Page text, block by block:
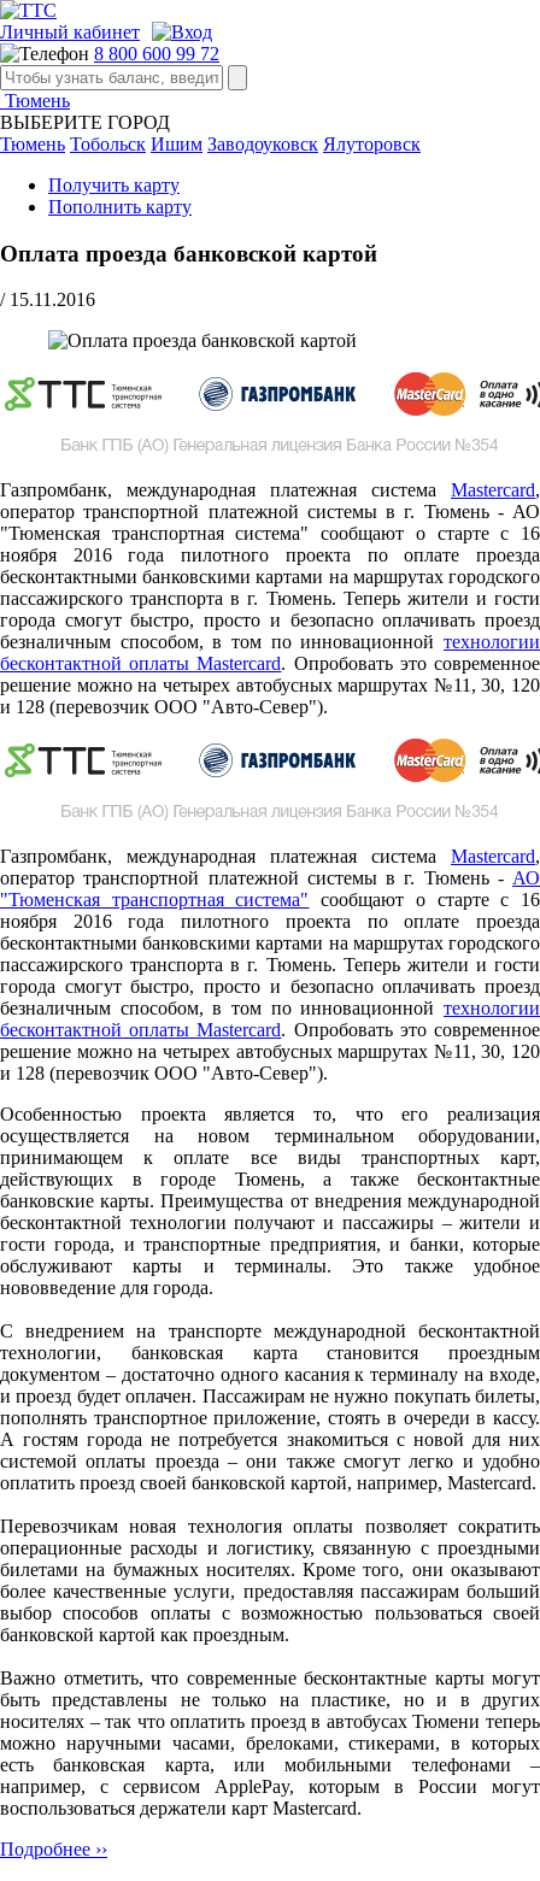
Личный кабинет
8 800 600 99 72
Тюмень
ВЫБЕРИТЕ ГОРОД
Тюмень Тобольск Ишим Заводоуковск Ялуторовск
Получить карту
Пополнить карту
Оплата проезда банковской картой
/ 15.11.2016
Газпромбанк, международная платежная система Mastercard,
оператор транспортной платежной системы в г. Тюмень - АО
"Тюменская транспортная система" сообщают о старте c 16
ноября 2016 года пилотного проекта по оплате проезда
бесконтактными банковскими картами на маршрутах городского
пассажирского транспорта в г. Тюмень. Теперь жители и гости
города смогут быстро, просто и безопасно оплачивать проезд
безналичным способом, в том по инновационной технологии
бесконтактной оплаты Mastercard. Опробовать это современное
решение можно на четырех автобусных маршрутах №11, 30, 120
и 128 (перевозчик ООО "Авто-Север").
Газпромбанк, международная платежная система Mastercard,
оператор транспортной платежной системы в г. Тюмень - АО
"Тюменская транспортная система" сообщают о старте c 16
ноября 2016 года пилотного проекта по оплате проезда
бесконтактными банковскими картами на маршрутах городского
пассажирского транспорта в г. Тюмень. Теперь жители и гости
города смогут быстро, просто и безопасно оплачивать проезд
безналичным способом, в том по инновационной технологии
бесконтактной оплаты Mastercard. Опробовать это современное
решение можно на четырех автобусных маршрутах №11, 30, 120
и 128 (перевозчик ООО "Авто-Север").
Особенностью проекта является то, что его реализация
осуществляется на новом терминальном оборудовании,
принимающем к оплате все виды транспортных карт,
действующих в городе Тюмень, а также бесконтактные
банковские карты. Преимущества от внедрения международной
бесконтактной технологии получают и пассажиры – жители и
гости города, и транспортные предприятия, и банки, которые
обслуживают карты и терминалы. Это также удобное
нововведение для города.
С внедрением на транспорте международной бесконтактной
технологии, банковская карта становится проездным
документом – достаточно одного касания к терминалу на входе,
и проезд будет оплачен. Пассажирам не нужно покупать билеты,
пополнять транспортное приложение, стоять в очереди в кассу.
А гостям города не потребуется знакомиться с новой для них
системой оплаты проезда – они также смогут легко и удобно
оплатить проезд своей банковской картой, например, Mastercard.
Перевозчикам новая технология оплаты позволяет сократить
операционные расходы и логистику, связанную с проездными
билетами на бумажных носителях. Кроме того, они оказывают
более качественные услуги, предоставляя пассажирам больший
выбор способов оплаты с возможностью пользоваться своей
банковской картой как проездным.
Важно отметить, что современные бесконтактные карты могут
быть представлены не только на пластике, но и в других
носителях – так что оплатить проезд в автобусах Тюмени теперь
можно наручными часами, брелоками, стикерами, в которых
есть банковская карта, или мобильными телефонами –
например, с сервисом ApplePay, которым в России могут
воспользоваться держатели карт Mastercard.
Подробнее ››